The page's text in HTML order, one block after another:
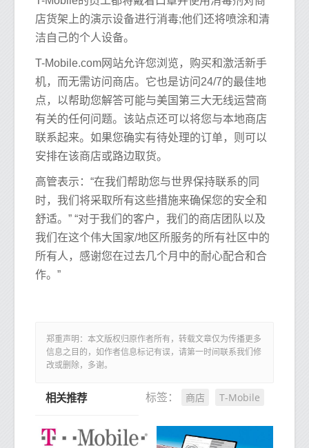
店货架上的演示设备进行消毒;他们还将喷涂和清
洁自己的个人设备。
T-Mobile.com网站允许您浏览，购买和激活新手
机，而无需访问商店。它也是访问24/7的最佳地
点，以帮助您解答可能与美国第三大无线运营商
有关的任何问题。该站点还可以将您与本地商店
联系起来。如果您确实有待处理的订单，则可以
安排在该商店或路边取货。
高管表示：“在我们帮助您与世界保持联系的同
时，我们将采取所有这些措施来确保您的安全和
舒适。” “对于我们的客户，我们的商店团队以及
我们在这个伟大国家/地区所服务的所有社区中的
所有人，感谢您在过去几个月中的耐心配合和合
作。”
郑重声明：本文版权归原作者所有，转载文章仅为传播更多
信息之目的，如作者信息标记有误，请第一时间联系我们修
改或删除，多谢。
标签： 商店 T-Mobile
相关推荐